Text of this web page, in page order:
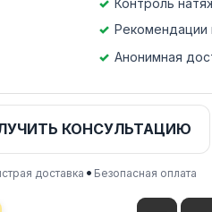
Рекомендации
Анонимная
КОНСУЛЬТАЦИЮ
доставка • Безопасная оплата